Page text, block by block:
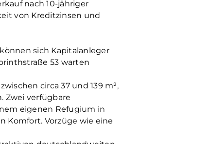
nach 10-jähriger
von Kreditzinsen und
sich Kapitalanleger
53 warten
circa 37 und 139 m²,
Zwei verfügbare
eigenen Refugium in
Komfort. Vorzüge wie eine